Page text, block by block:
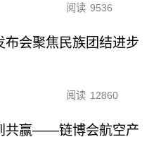
阅读 9536
布会聚焦民族团结进步
阅读 12860
共赢——链博会航空产